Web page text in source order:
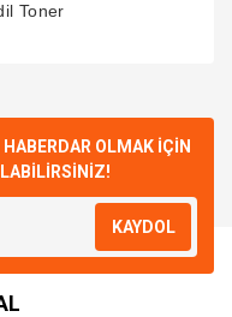
Toner
OLMAK İÇİN
KAYDOL